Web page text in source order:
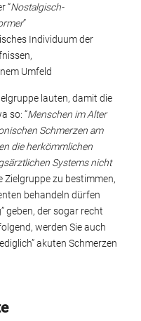
“Nostalgisch-
”
Individuum der
Umfeld
lauten, damit die
so: “Menschen im Alter
Schmerzen am
die herkömmlichen
Systems nicht
Zielgruppe zu bestimmen,
behandeln dürfen
geben, der sogar recht
werden Sie auch
akuten Schmerzen